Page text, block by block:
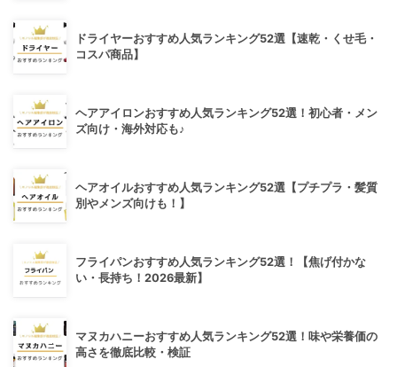
ドライヤーおすすめ人気ランキング52選【速乾・くせ毛・
コスパ商品】
ヘアアイロンおすすめ人気ランキング52選！初心者・メン
ズ向け・海外対応も♪
ヘアオイルおすすめ人気ランキング52選【プチプラ・髪質
別やメンズ向けも！】
フライパンおすすめ人気ランキング52選！【焦げ付かな
い・長持ち！2026最新】
マヌカハニーおすすめ人気ランキング52選！味や栄養価の
高さを徹底比較・検証